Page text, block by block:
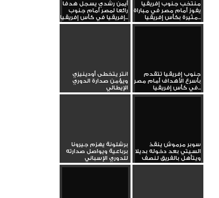
منتخب جنوب إفريقيا
يفوز أمام مصر في مباراة
مثيرة بكأس إفريقيا...
أيمن رشدي يسجل هدفا
رائعا لمصر أمام جنوب
إفريقيا في كأس إفريقيا...
جنوب إفريقيا تتقدم
بأسرع الأهداف أمام مصر
في كأس إفريقيا...
انتر يتخطى أودينيزي
ويؤمن صدارة الدوري
الإيطالي
سوبر مرموش ينقذ
السيتي بعد دخوله بديلا
ويتأهل بالفريق لنصف
نهائي...
برشلونة يهزم جيرونا
برباعية ويواصل صدارته
للدوري الإسباني